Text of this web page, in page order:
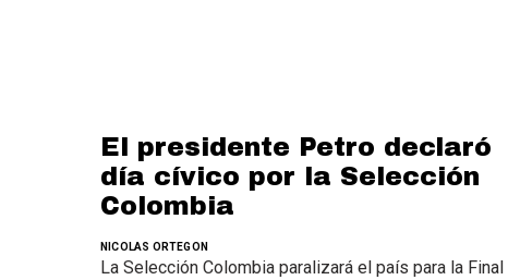
El presidente Petro declaró
día cívico por la Selección
Colombia
NICOLAS ORTEGON
La Selección Colombia paralizará el país para la Final